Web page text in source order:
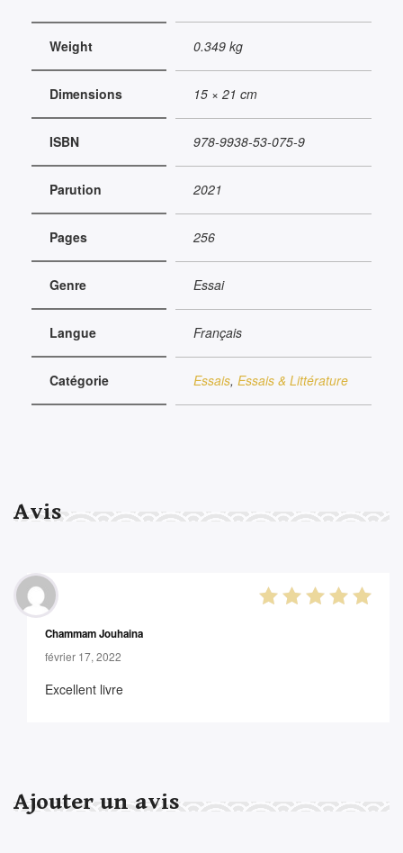
Weight 0.349 kg
Dimensions 15 × 21 cm
ISBN 978-9938-53-075-9
Parution 2021
Pages 256
Genre Essai
Langue Français
Catégorie Essais, Essais & Littérature
Avis
Chammam Jouhaina
février 17, 2022
Excellent livre
Ajouter un avis